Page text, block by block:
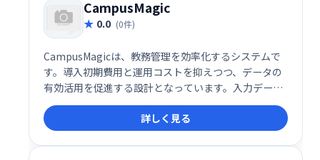
CampusMagic
0.0 (0件)
CampusMagicは、教務管理を効率化するシステムで
す。導入初期費用と運用コストを抑えつつ、データの
有効活用を促進する設計となっています。入力データ
から最大限の価値を引き出し、教務業務の改善に貢献
します。
詳しく見る